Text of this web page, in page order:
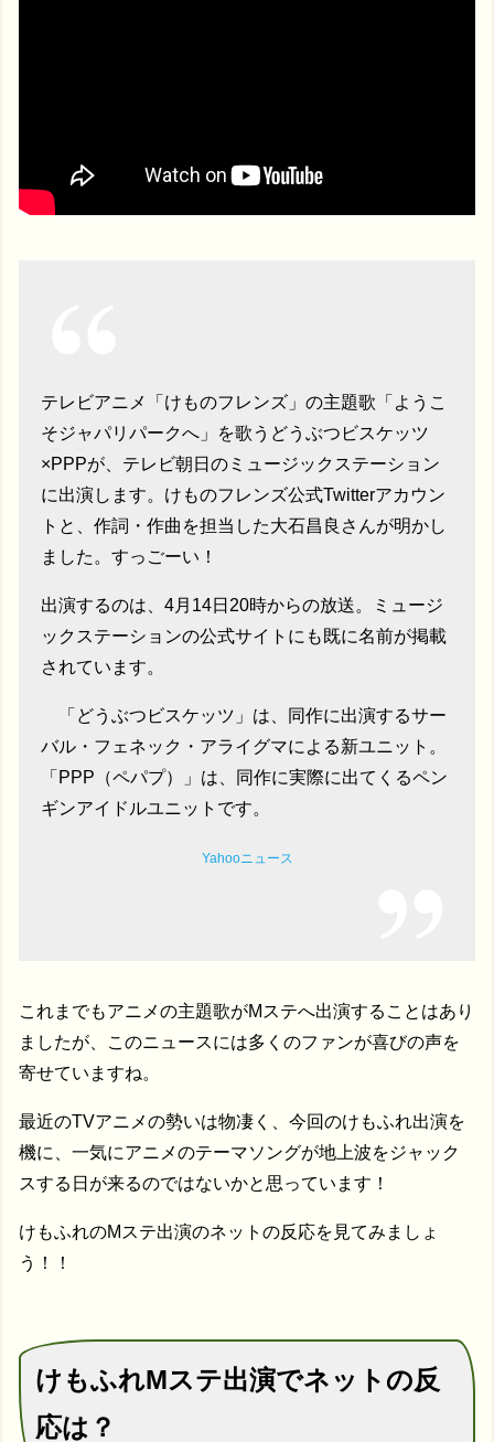
テレビアニメ「けものフレンズ」の主題歌「ようこ
そジャパリパークへ」を歌うどうぶつビスケッツ
×PPPが、テレビ朝日のミュージックステーション
に出演します。けものフレンズ公式Twitterアカウン
トと、作詞・作曲を担当した大石昌良さんが明かし
ました。すっごーい！
出演するのは、4月14日20時からの放送。ミュージ
ックステーションの公式サイトにも既に名前が掲載
されています。
「どうぶつビスケッツ」は、同作に出演するサー
バル・フェネック・アライグマによる新ユニット。
「PPP（ペパプ）」は、同作に実際に出てくるペン
ギンアイドルユニットです。
Yahooニュース
これまでもアニメの主題歌がMステへ出演することはあり
ましたが、このニュースには多くのファンが喜びの声を
寄せていますね。
最近のTVアニメの勢いは物凄く、今回のけもふれ出演を
機に、一気にアニメのテーマソングが地上波をジャック
スする日が来るのではないかと思っています！
けもふれのMステ出演のネットの反応を見てみましょ
う！！
けもふれMステ出演でネットの反
応は？